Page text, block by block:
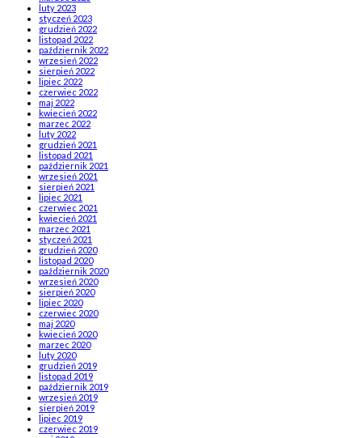
luty 2023
styczeń 2023
grudzień 2022
listopad 2022
październik 2022
wrzesień 2022
sierpień 2022
lipiec 2022
czerwiec 2022
maj 2022
kwiecień 2022
marzec 2022
luty 2022
grudzień 2021
listopad 2021
październik 2021
wrzesień 2021
sierpień 2021
lipiec 2021
czerwiec 2021
kwiecień 2021
marzec 2021
styczeń 2021
grudzień 2020
listopad 2020
październik 2020
wrzesień 2020
sierpień 2020
lipiec 2020
czerwiec 2020
maj 2020
kwiecień 2020
marzec 2020
luty 2020
grudzień 2019
listopad 2019
październik 2019
wrzesień 2019
sierpień 2019
lipiec 2019
czerwiec 2019